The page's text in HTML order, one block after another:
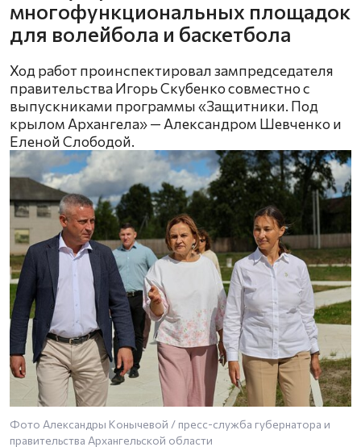
многофункциональных площадок
для волейбола и баскетбола
Ход работ проинспектировал зампредседателя
правительства Игорь Скубенко совместно с
выпускниками программы «Защитники. Под
крылом Архангела» — Александром Шевченко и
Еленой Слободой.
Фото Александры Конычевой / пресс-служба губернатора и
правительства Архангельской области